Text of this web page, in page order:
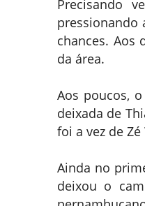
Precisando
pressionando
chances. Aos
da área.
Aos poucos,
deixada de
foi a vez de
Ainda no
deixou o